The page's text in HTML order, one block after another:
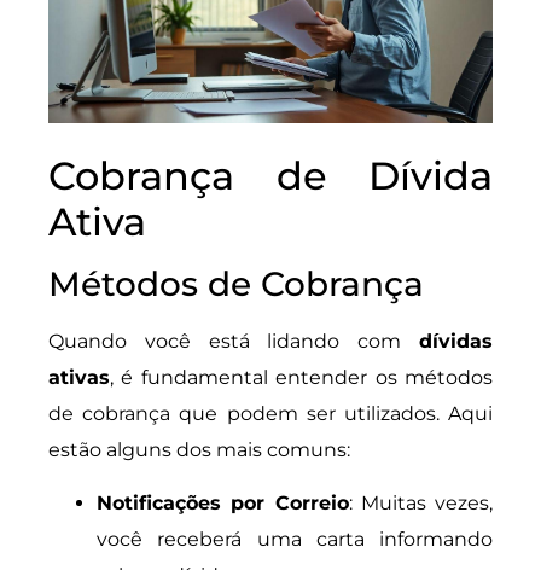
Cobrança de Dívida
Ativa
Métodos de Cobrança
Quando você está lidando com dívidas
ativas, é fundamental entender os métodos
de cobrança que podem ser utilizados. Aqui
estão alguns dos mais comuns:
Notificações por Correio: Muitas vezes,
você receberá uma carta informando